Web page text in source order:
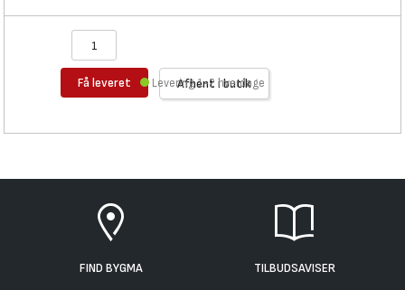
Få leveret Afhent i butik
Levering 1-2 hverdage
FIND BYGMA TILBUDSAVISER